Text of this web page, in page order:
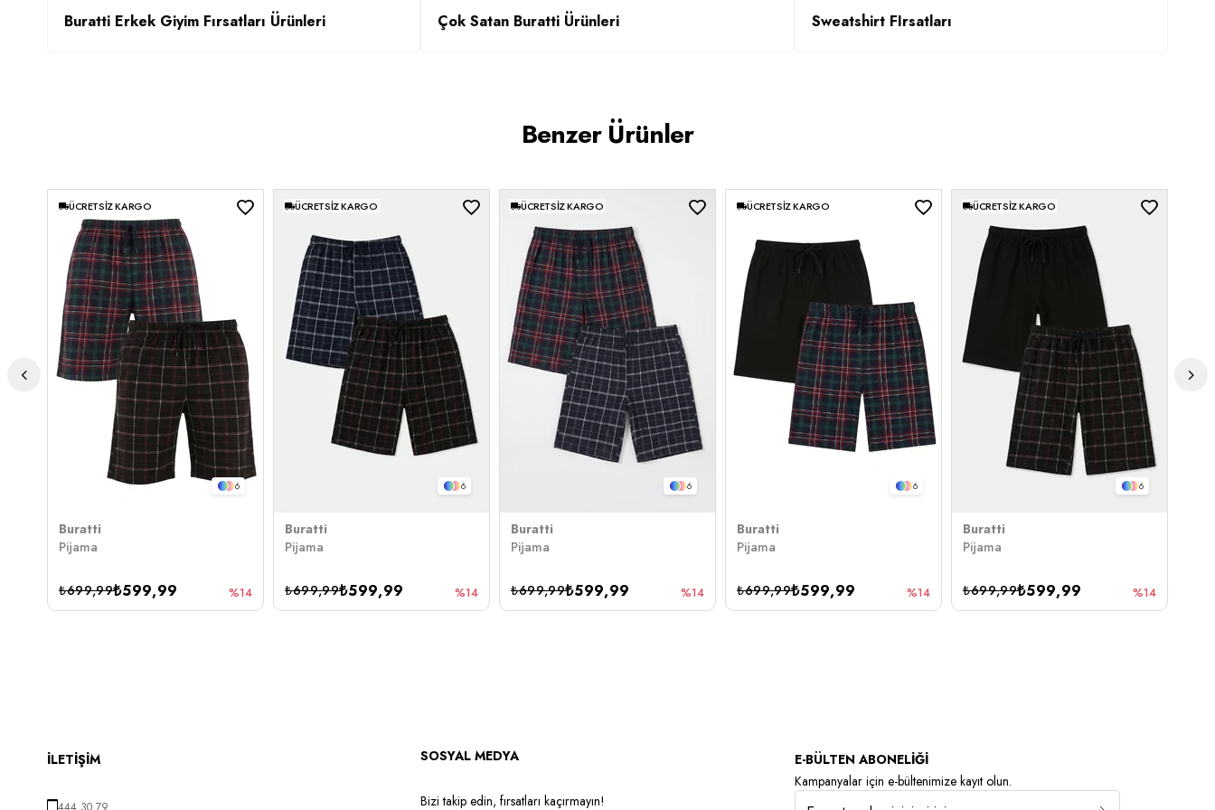
Buratti Erkek Giyim Fırsatları Ürünleri
Çok Satan Buratti Ürünleri
Sweatshirt FIrsatları
Benzer Ürünler
6
ÜCRETSIZ KARGO
Buratti
Pijama
₺599,99
₺699,99 %14
6
ÜCRETSIZ KARGO
Buratti
Pijama
₺599,99
₺699,99 %14
6
ÜCRETSIZ KARGO
Buratti
Pijama
₺599,99
₺699,99 %14
6
ÜCRETSIZ KARGO
Buratti
Pijama
₺599,99
₺699,99 %14
6
ÜCRETSIZ KARGO
Buratti
Pijama
₺599,99
₺699,99 %14
İLETİŞİM SOSYAL MEDYA
Bizi takip edin, fırsatları kaçırmayın!
E-BÜLTEN ABONELİĞİ
Kampanyalar için e-bültenimize kayıt olun.